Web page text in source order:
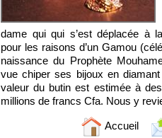
dame qui qui s’est déplacée à
pour les raisons d’un Gamou
naissance du Prophète
vue chiper ses bijoux en
valeur du butin est estimée à
millions de francs Cfa. Nous y
Accueil